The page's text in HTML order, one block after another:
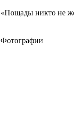
«Пощады никто не
Фотографии